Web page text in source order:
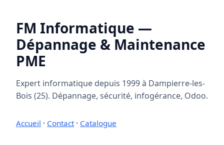
FM Informatique —
Dépannage & Maintenance
PME
Expert informatique depuis 1999 à Dampierre-les-
Bois (25). Dépannage, sécurité, infogérance, Odoo.
Accueil · Contact· Catalogue